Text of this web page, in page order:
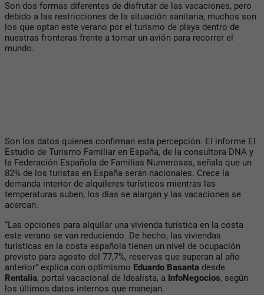
Son dos formas diferentes de disfrutar de las vacaciones, pero
debido a las restricciones de la situación sanitaria, muchos son
los que optan este verano por el turismo de playa dentro de
nuestras fronteras frente a tomar un avión para recorrer el
mundo.
Son los datos quienes confirman esta percepción. El informe El
Estudio de Turismo Familiar en España, de la consultora DNA y
la Federación Española de Familias Numerosas, señala que un
82% de los turistas en España serán nacionales. Crece la
demanda interior de alquileres turísticos mientras las
temperaturas suben, los días se alargan y las vacaciones se
acercan.
“Las opciones para alquilar una vivienda turística en la costa
este verano se van reduciendo. De hecho, las viviendas
turísticas en la costa española tienen un nivel de ocupación
previsto para agosto del 77,7%, reservas que superan al año
anterior” explica con optimismo Eduardo Basanta desde
Rentalia, portal vacacional de Idealista, a InfoNegocios, según
los últimos datos internos que manejan.